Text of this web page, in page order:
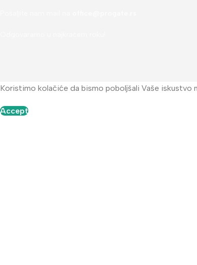
Koristimo kolačiće da bismo poboljšali Vaše iskustvo
Accept